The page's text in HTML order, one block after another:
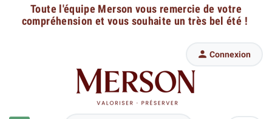
Toute l'équipe Merson vous remercie de votre
compréhension et vous souhaite un très bel été !
 Connexion